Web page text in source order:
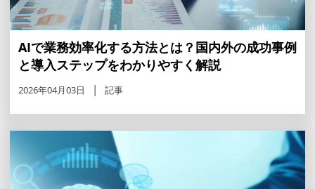
AIで業務効率化する方法とは？国内外の成功事例
と導入ステップをわかりやすく解説
2026年04月03日 記事